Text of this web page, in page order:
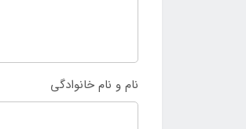
نام و نام خانوادگی